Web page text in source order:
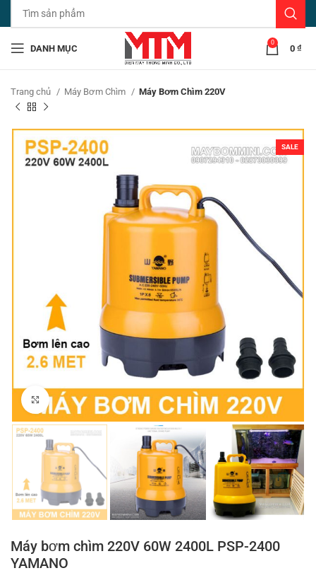
DANH MỤC
0
0 ₫
Trang chủ Máy Bơm Chìm Máy Bơm Chìm 220V
SALE
Click to enlarge
Máy bơm chìm 220V 60W 2400L PSP-2400
YAMANO